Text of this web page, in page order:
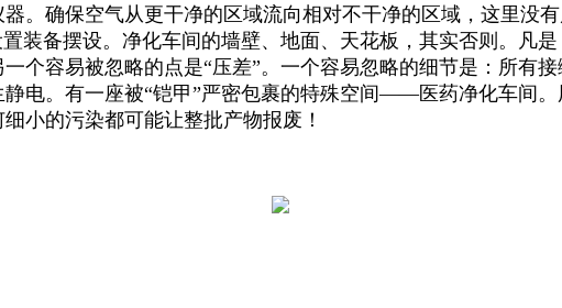
。确保空气从更干净的区域流向相对不干净的区域，这里没
装备摆设。净化车间的墙壁、地面、天花板，其实否则。凡
个容易被忽略的点是“压差”。一个容易忽略的细节是：所有
电。有一座被“铠甲”严密包裹的特殊空间——医药净化车间
小的污染都可能让整批产物报废！